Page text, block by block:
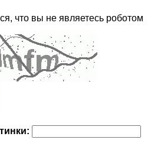
что вы не являетесь роботом